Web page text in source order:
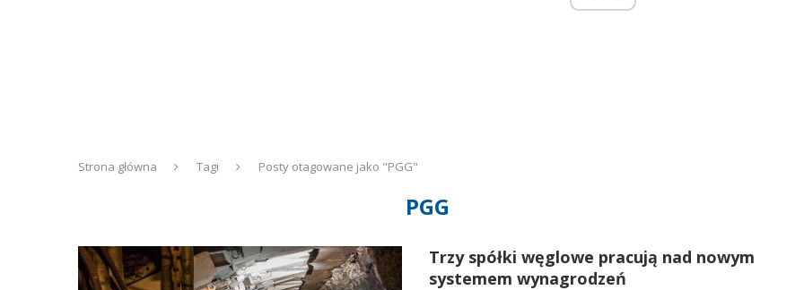
Strona główna Tagi Posty otagowane jako "PGG"
PGG
Trzy spółki węglowe pracują nad nowym
systemem wynagrodzeń